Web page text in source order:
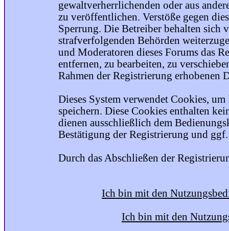
gewaltverherrlichenden oder aus
zu veröffentlichen. Verstöße gegen
Sperrung. Die Betreiber behalten sich
strafverfolgenden Behörden
und Moderatoren dieses Forums das
entfernen, zu bearbeiten, zu
Rahmen der Registrierung erhobenen
Dieses System verwendet Cookies,
speichern. Diese Cookies enthalten
dienen ausschließlich dem
Bestätigung der Registrierung und ggf.
Durch das Abschließen der
Ich bin mit den
Ich bin mit den